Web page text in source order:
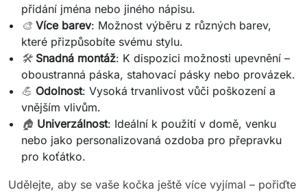
přidání jména nebo jiného nápisu.
🎨 Více barev: Možnost výběru z různých barev,
které přizpůsobíte svému stylu.
🛠️ Snadná montáž: K dispozici možnosti upevnění –
oboustranná páska, stahovací pásky nebo provázek.
💪 Odolnost: Vysoká trvanlivost vůči poškození a
vnějším vlivům.
🏠 Univerzálnost: Ideální k použití v domě, venku
nebo jako personalizovaná ozdoba pro přepravku
pro koťátko.
Udělejte, aby se vaše kočka ještě více vyjímal – pořiďte